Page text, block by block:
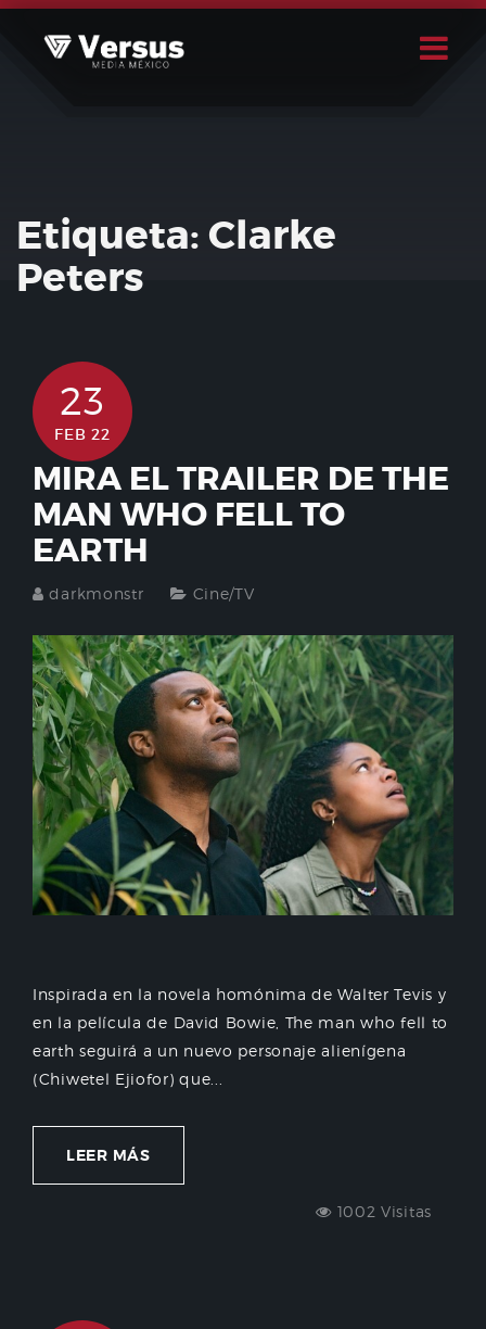
Skip
Etiqueta:Clarke
Peters
23
FEB 22
MIRA EL TRAILER DE THE
MAN WHO FELL TO
EARTH
darkmonstr Cine/TV
Inspirada en la novela homónima de Walter Tevis y
en la película de David Bowie, The man who fell to
earth seguirá a un nuevo personaje alienígena
(Chiwetel Ejiofor) que...
LEER MÁS
1002 Visitas